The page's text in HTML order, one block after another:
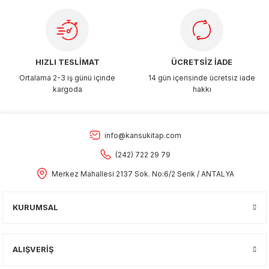
HIZLI TESLİMAT
Ortalama 2-3 iş günü içinde
kargoda
ÜCRETSİZ İADE
14 gün içerisinde ücretsiz iade
hakkı
info@kansukitap.com
(242) 722 29 79
Merkez Mahallesi 2137 Sok. No:6/2 Serik / ANTALYA
KURUMSAL
ALIŞVERİŞ